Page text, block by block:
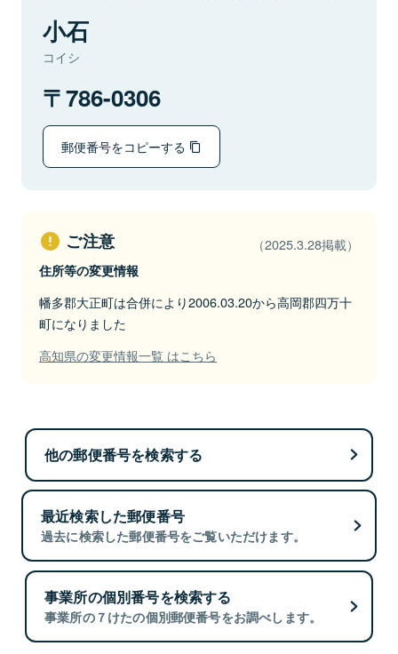
小石
コイシ
786-0306
郵便番号をコピーする
ご注意 （2025.3.28掲載）
住所等の変更情報
幡多郡大正町は合併により2006.03.20から高岡郡四万十
町になりました
高知県の変更情報一覧 はこちら
他の郵便番号を検索する
最近検索した郵便番号
過去に検索した郵便番号をご覧いただけます。
事業所の個別番号を検索する
事業所の７けたの個別郵便番号をお調べします。